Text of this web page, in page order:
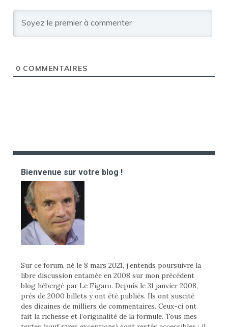
0 COMMENTAIRES
Bienvenue sur votre blog !
Sur ce forum, né le 8 mars 2021, j’entends poursuivre la
libre discussion entamée en 2008 sur mon précédent
blog hébergé par Le Figaro. Depuis le 31 janvier 2008,
près de 2000 billets y ont été publiés. Ils ont suscité
des dizaines de milliers de commentaires. Ceux-ci ont
fait la richesse et l’originalité de la formule. Tous mes